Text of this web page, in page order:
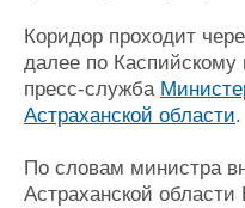
Крюинг
Журнал
Реклама
Конференции
Коридор проходит
далее по
пресс-служба
Астраханской области.
По словам министра
Астраханской